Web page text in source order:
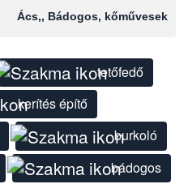
Ács,, Bádogos, kőművesek
tetőfedő
kerítés építő
burkoló
bádogos